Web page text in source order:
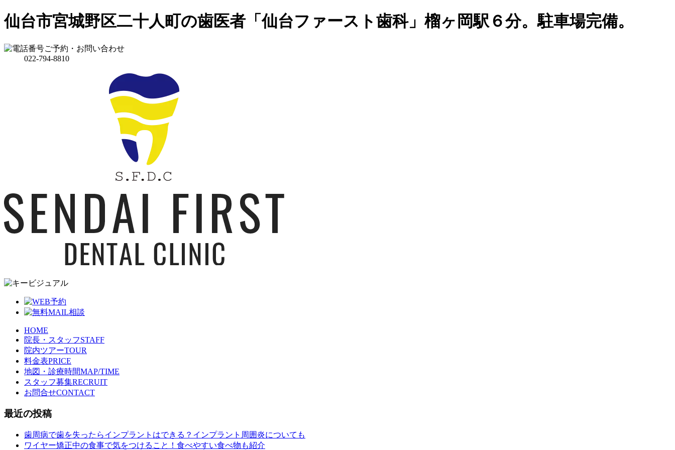
仙台市宮城野区二十人町の歯医者「仙台ファースト歯科」榴ヶ岡駅６分。駐車場完備。
ご予約・お問い合わせ
022-794-8810
HOME
院長・スタッフSTAFF
院内ツアーTOUR
料金表PRICE
地図・診療時間MAP/TIME
スタッフ募集RECRUIT
お問合せCONTACT
最近の投稿
歯周病で歯を失ったらインプラントはできる？インプラント周囲炎についても
ワイヤー矯正中の食事で気をつけること！食べやすい食べ物も紹介